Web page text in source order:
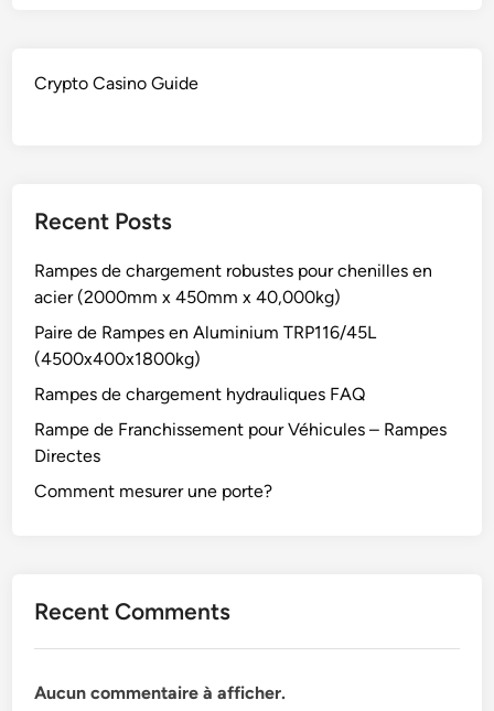
Crypto Casino Guide
Recent Posts
Rampes de chargement robustes pour chenilles en
acier (2000mm x 450mm x 40,000kg)
Paire de Rampes en Aluminium TRP116/45L
(4500x400x1800kg)
Rampes de chargement hydrauliques FAQ
Rampe de Franchissement pour Véhicules – Rampes
Directes
Comment mesurer une porte?
Recent Comments
Aucun commentaire à afficher.